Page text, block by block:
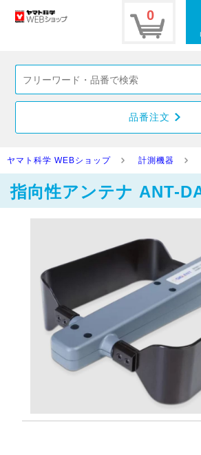
0
品番注文
ヤマト科学 WEBショップ 計測機器
指向性アンテナ ANT-